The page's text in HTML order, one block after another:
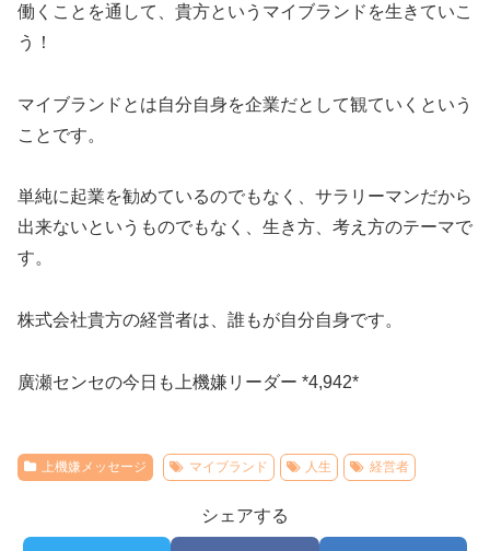
働くことを通して、貴方というマイブランドを生きていこ
う！
マイブランドとは自分自身を企業だとして観ていくという
ことです。
単純に起業を勧めているのでもなく、サラリーマンだから
出来ないというものでもなく、生き方、考え方のテーマで
す。
株式会社貴方の経営者は、誰もが自分自身です。
廣瀬センセの今日も上機嫌リーダー *4,942*
上機嫌メッセージ マイブランド 人生 経営者
シェアする